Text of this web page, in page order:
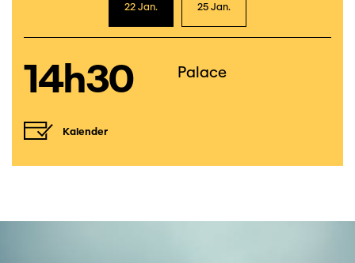
22 Jan. 25 Jan.
14h30 Palace
Kalender